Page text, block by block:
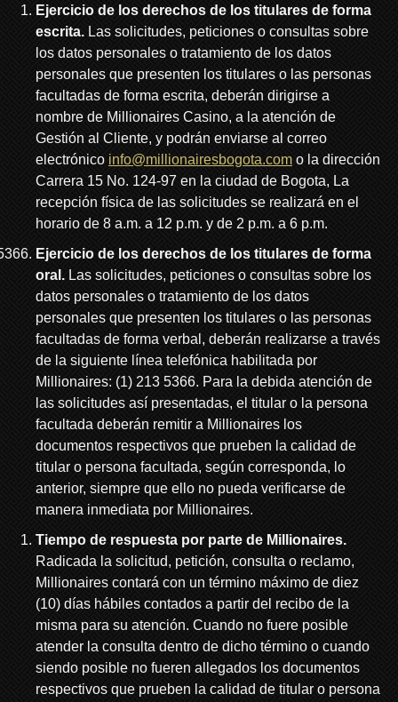
Ejercicio de los derechos de los titulares de forma
escrita. Las solicitudes, peticiones o consultas sobre
los datos personales o tratamiento de los datos
personales que presenten los titulares o las personas
facultadas de forma escrita, deberán dirigirse a
nombre de Millionaires Casino, a la atención de
Gestión al Cliente, y podrán enviarse al correo
electrónico info@millionairesbogota.com o la dirección
Carrera 15 No. 124-97 en la ciudad de Bogota, La
recepción física de las solicitudes se realizará en el
horario de 8 a.m. a 12 p.m. y de 2 p.m. a 6 p.m.
Ejercicio de los derechos de los titulares de forma
oral. Las solicitudes, peticiones o consultas sobre los
datos personales o tratamiento de los datos
personales que presenten los titulares o las personas
facultadas de forma verbal, deberán realizarse a través
de la siguiente línea telefónica habilitada por
Millionaires: (1) 213 5366. Para la debida atención de
las solicitudes así presentadas, el titular o la persona
facultada deberán remitir a Millionaires los
documentos respectivos que prueben la calidad de
titular o persona facultada, según corresponda, lo
anterior, siempre que ello no pueda verificarse de
manera inmediata por Millionaires.
Tiempo de respuesta por parte de Millionaires.
Radicada la solicitud, petición, consulta o reclamo,
Millionaires contará con un término máximo de diez
(10) días hábiles contados a partir del recibo de la
misma para su atención. Cuando no fuere posible
atender la consulta dentro de dicho término o cuando
siendo posible no fueren allegados los documentos
respectivos que prueben la calidad de titular o persona